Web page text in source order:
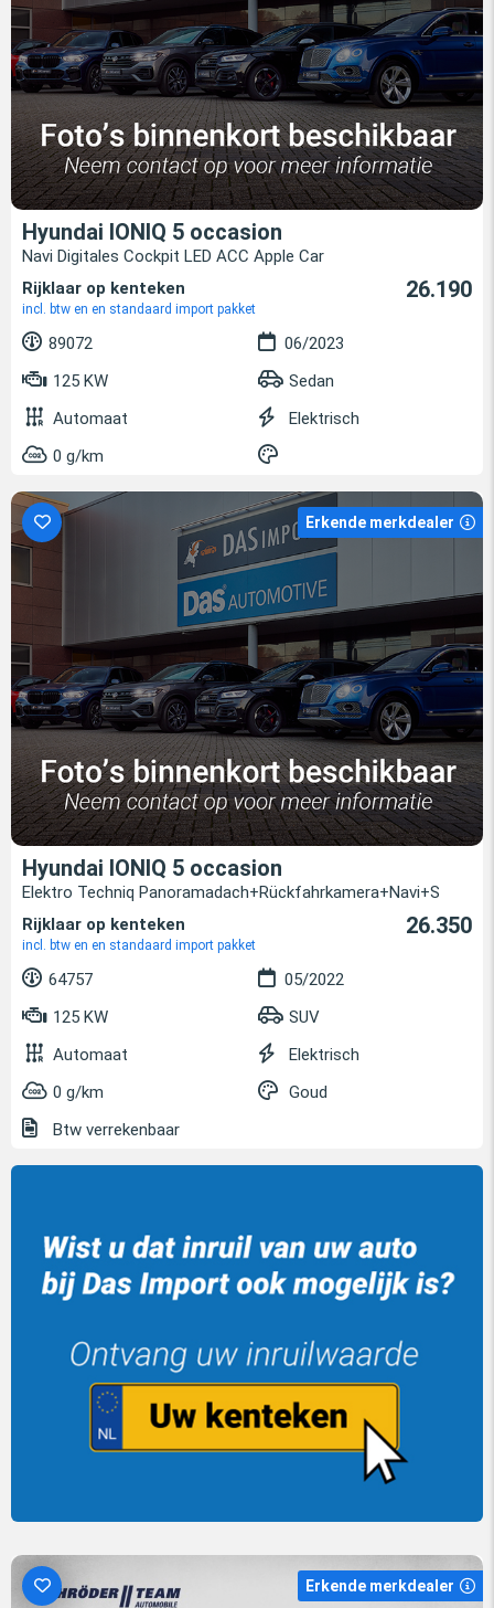
Hyundai IONIQ 5 occasion
Navi Digitales Cockpit LED ACC Apple Car
Rijklaar op kenteken
incl. btw en en standaard import pakket
26.190
89072
06/2023
125 KW
Sedan
Automaat
Elektrisch
0 g/km
Erkende merkdealer
Hyundai IONIQ 5 occasion
Elektro Techniq Panoramadach+Rückfahrkamera+Navi+S
Rijklaar op kenteken
incl. btw en en standaard import pakket
26.350
64757
05/2022
125 KW
SUV
Automaat
Elektrisch
0 g/km
Goud
Btw verrekenbaar
Erkende merkdealer